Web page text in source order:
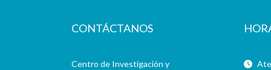
CONTÁCTANOS
Centro de Investigación y